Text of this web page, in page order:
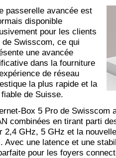
passerelle avancée est
disponible
pour les clients
de Swisscom, ce qui
une avancée
dans la fourniture
de réseau
la plus rapide et la
de Suisse.
Box 5 Pro de
combinées en tirant parti
2,4 GHz, 5 GHz et la
Avec une latence et une
pour les foyers